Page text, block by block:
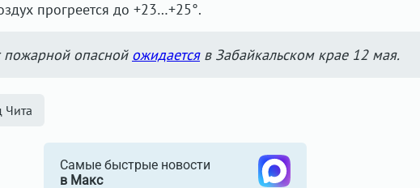
прогреется до +23…+25°.
пожарной опасной ожидаетсяв Забайкальском крае 12 мая.
Чита
Самые быстрые новости
в Макс